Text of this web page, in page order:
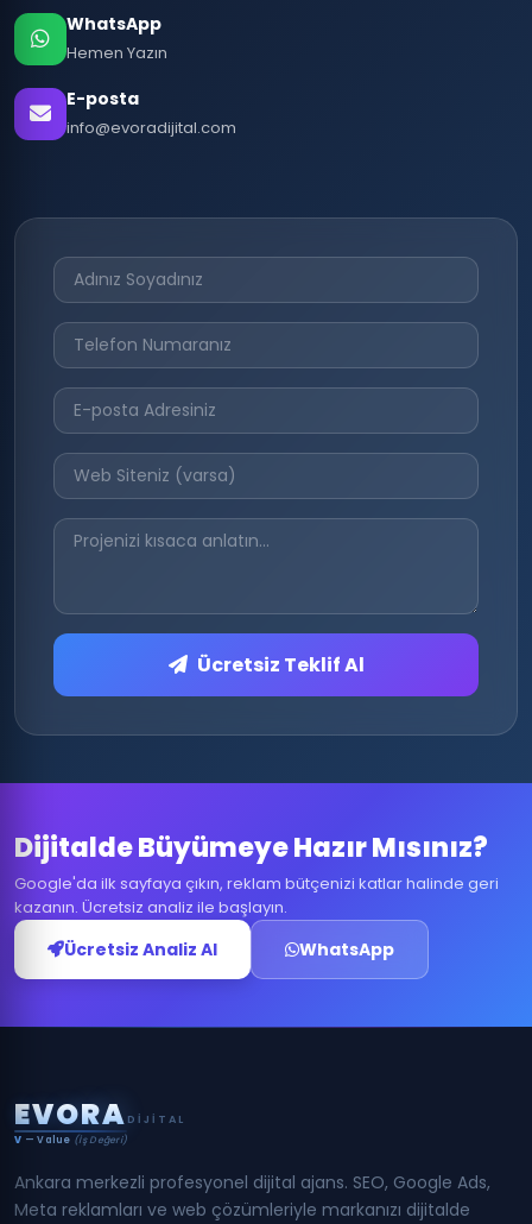
WhatsApp
Hemen Yazın
E-posta
info@evoradijital.com
Ücretsiz Teklif Al
Dijitalde Büyümeye Hazır Mısınız?
Google'da ilk sayfaya çıkın, reklam bütçenizi katlar halinde geri
kazanın. Ücretsiz analiz ile başlayın.
Ücretsiz Analiz Al WhatsApp
EVORA DIJITAL
V — Value (İş Değeri)
Ankara merkezli profesyonel dijital ajans. SEO, Google Ads,
Meta reklamları ve web çözümleriyle markanızı dijitalde